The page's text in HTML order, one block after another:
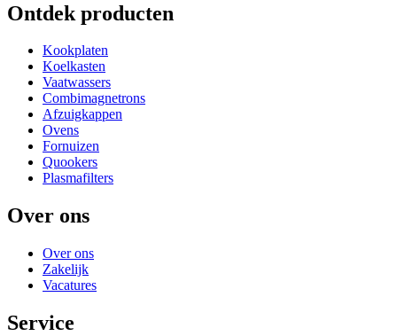
Ontdek producten
Kookplaten
Koelkasten
Vaatwassers
Combimagnetrons
Afzuigkappen
Ovens
Fornuizen
Quookers
Plasmafilters
Over ons
Over ons
Zakelijk
Vacatures
Service